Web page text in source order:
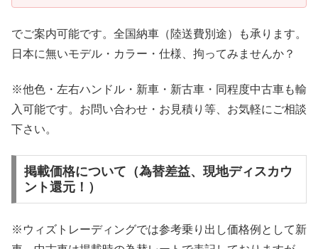
でご案内可能です。全国納車（陸送費別途）も承ります。
日本に無いモデル・カラー・仕様、拘ってみませんか？
※他色・左右ハンドル・新車・新古車・同程度中古車も輸
入可能です。お問い合わせ・お見積り等、お気軽にご相談
下さい。
掲載価格について（為替差益、現地ディスカウ
ント還元！）
※ウィズトレーディングでは参考乗り出し価格例として新